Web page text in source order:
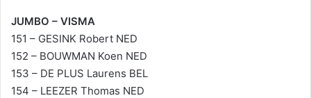
JUMBO – VISMA
151 – GESINK Robert NED
152 – BOUWMAN Koen NED
153 – DE PLUS Laurens BEL
154 – LEEZER Thomas NED